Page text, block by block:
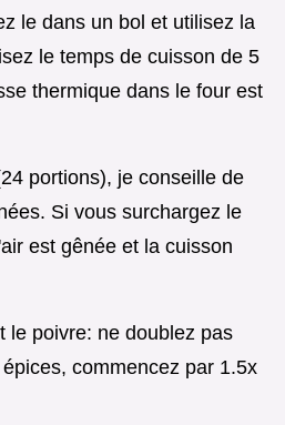
le dans un bol et utilisez la
le temps de cuisson de 5
thermique dans le four est
portions), je conseille de
Si vous surchargez le
est gênée et la cuisson
le poivre: ne doublez pas
commencez par 1.5x